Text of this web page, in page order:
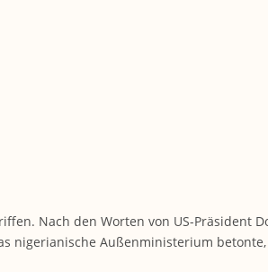
Nach den Worten von US-Präsident
nigerianische Außenministerium